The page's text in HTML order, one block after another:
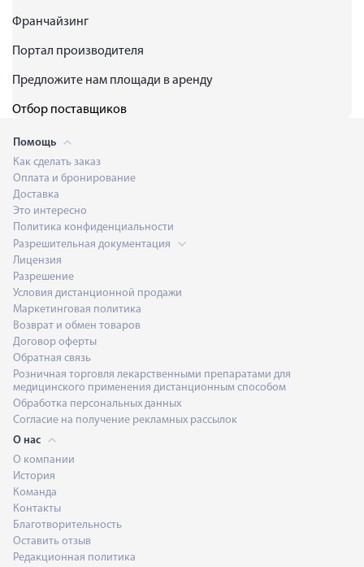
Франчайзинг
Портал производителя
Предложите нам площади в аренду
Отбор поставщиков
Помощь
Как сделать заказ
Оплата и бронирование
Доставка
Это интересно
Политика конфиденциальности
Разрешительная документация
Лицензия
Разрешение
Условия дистанционной продажи
Маркетинговая политика
Возврат и обмен товаров
Договор оферты
Обратная связь
Розничная торговля лекарственными препаратами для
медицинского применения дистанционным способом
Обработка персональных данных
Согласие на получение рекламных рассылок
О нас
О компании
История
Команда
Контакты
Благотворительность
Оставить отзыв
Редакционная политика